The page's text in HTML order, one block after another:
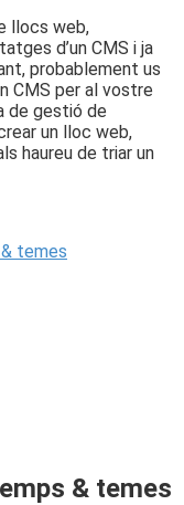
llocs web,
d’un CMS i ja
probablement us
CMS per al vostre
de gestió de
un lloc web,
haureu de triar un
temes
& temes